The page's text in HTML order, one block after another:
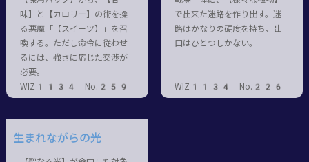
味】と【カロリー】の術を操
る悪魔「【スイーツ】」を召
喚する。ただし命令に従わせ
るには、強さに応じた交渉が
必要。
WIZ1134 No.259
で出来た迷路を作り出す。迷
路はかなりの硬度を持ち、出
口はひとつしかない。
WIZ1134 No.226
生まれながらの光